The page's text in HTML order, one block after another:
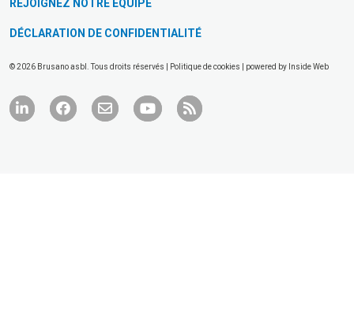
REJOIGNEZ NOTRE ÉQUIPE
DÉCLARATION DE CONFIDENTIALITÉ
© 2026 Brusano asbl. Tous droits réservés | Politique de cookies | powered by Inside Web